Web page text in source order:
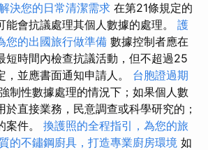
決您的日常清潔需求 在第21條規定的
能會抗議處理其個人數據的處理。 護
您的出國旅行做準備 數據控制者應在
短時間內檢查抗議活動，但不超過25
，並應書面通知申請人。 台胞證過期
制性數據處理的情況下；如果個人數
於直接業務，民意調查或科學研究的；
案件。 換護照的全程指引，為您的旅
的不鏽鋼廚具，打造專業廚房環境 如